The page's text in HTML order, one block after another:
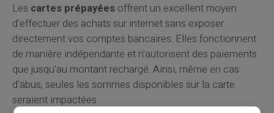
Les cartes prépayéesoffrent un excellent moyen
d'effectuer des achats sur internet sans exposer
directement vos comptes bancaires. Elles fonctionnent
de manière indépendante et n'autorisent des paiements
que jusqu'au montant rechargé. Ainsi, même en cas
d'abus, seules les sommes disponibles sur la carte
seraient impactées.